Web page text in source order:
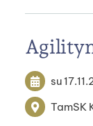
su
TamSK